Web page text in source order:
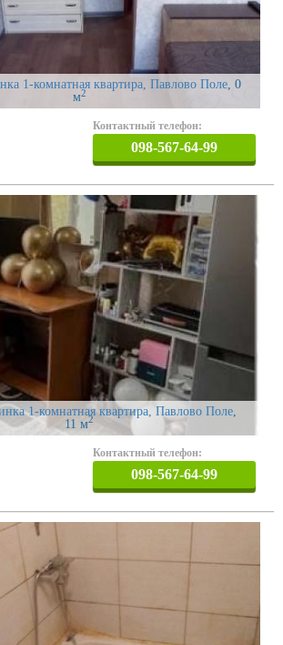
1-комнатная квартира, Павлово Поле , 0
м2
Контактный телефон:
098-567-64-99
1-комнатная квартира, Павлово Поле,
11 м2
Контактный телефон:
098-567-64-99